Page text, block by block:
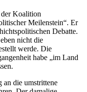
Koalition
Meilenstein“. Er
Debatte.
nicht die
werde. Die
habe „im Land
an die umstrittene